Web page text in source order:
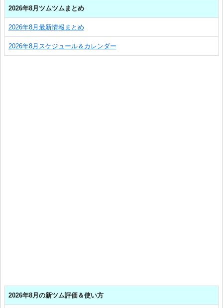
2026年8月ツムツムまとめ
2026年8月最新情報まとめ
2026年8月スケジュール＆カレンダー
2026年8月の新ツム評価＆使い方